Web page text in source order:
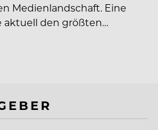
Medienlandschaft. Eine
aktuell den größten…